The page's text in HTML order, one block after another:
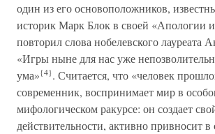
один из его основоположников,
историк Марк Блок в своей «Апологии
повторил слова нобелевского лауреата
«Игры ныне для нас уже
ума»{4}. Считается, что «человек
современник, воспринимает мир в
мифологическом ракурсе: он создает
действительности, активно привносит